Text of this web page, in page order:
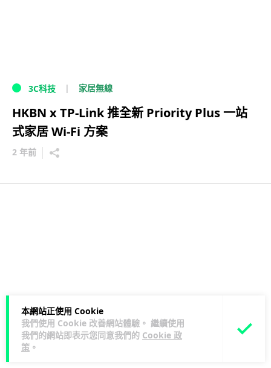
本網站正使用 Cookie
我們使用 Cookie 改善網站體驗。 繼續使用
我們的網站即表示您同意我們的 Cookie 政
策 。
3C科技 家居無線
HKBN x TP-Link 推全新 Priority Plus 一站
式家居 Wi-Fi 方案
2 年前